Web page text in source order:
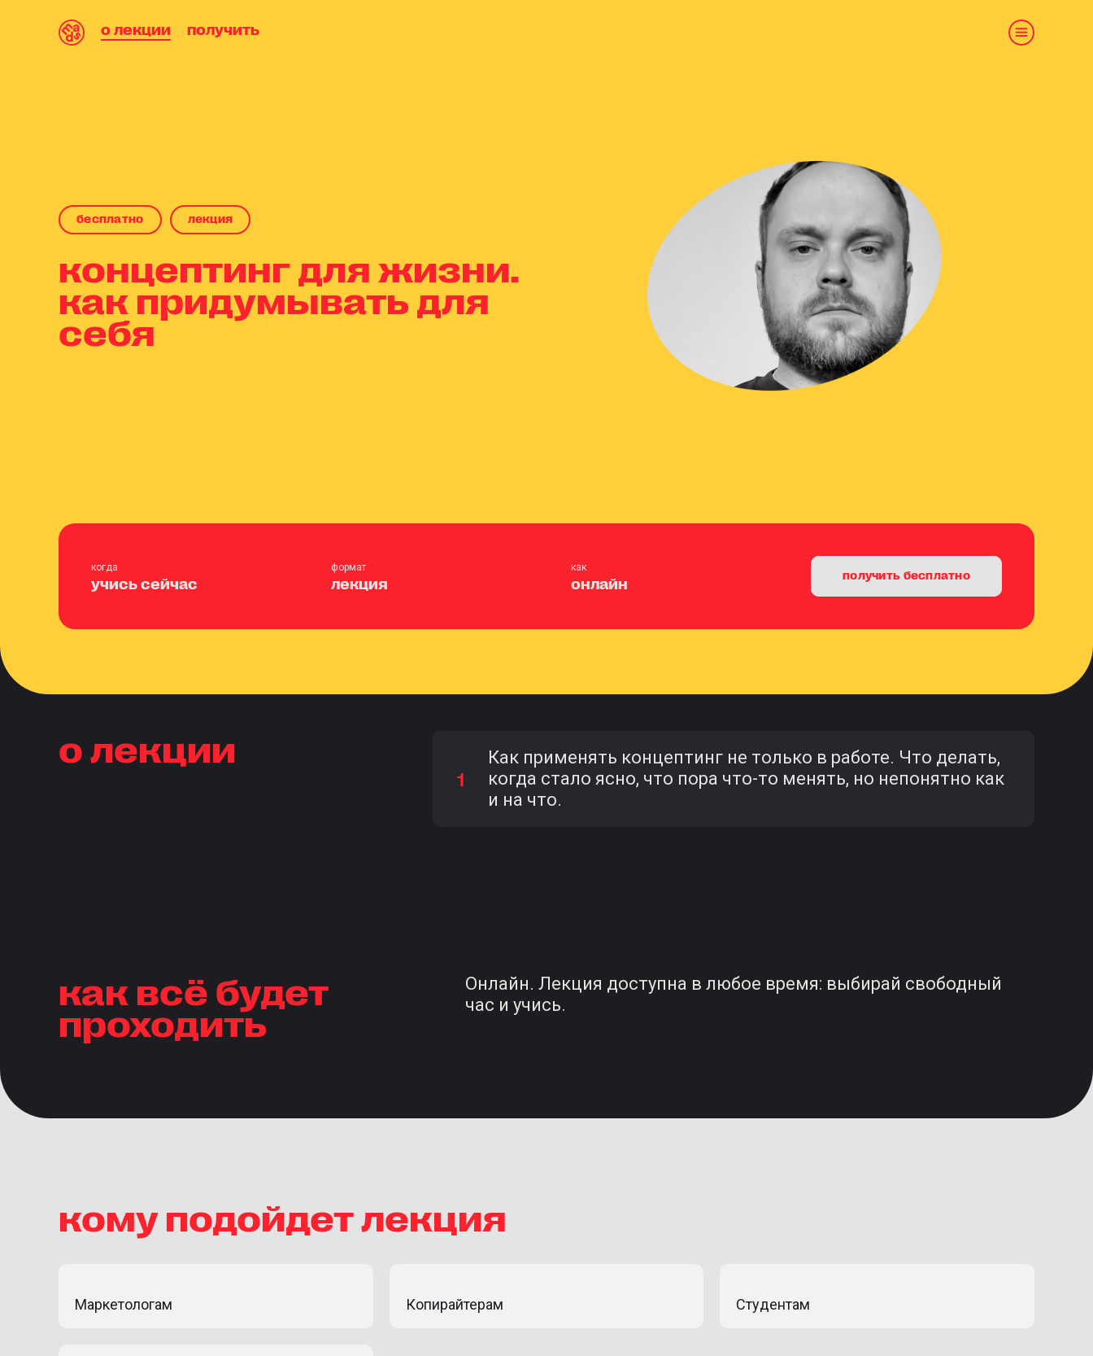
о лекции получить
бесплaтнo лекция
концептинг для жизни.
как придумывать для
себя
когда
учись сейчас
формат
лекция
как
онлайн получить бесплатно
о лекции
Как применять концептинг не только в работе. Что делать,
когда стало ясно, что пора что-то менять, но непонятно как
и на что.
как всё будет
проходить
Онлайн. Лекция доступна в любое время: выбирай свободный
час и учись.
кому подойдет лекция
Маркетологам Копирайтерам Студентам